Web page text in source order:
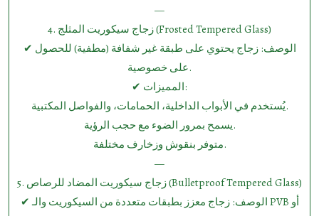
—
4.⁠ ⁠زجاج سيكوريت المثلج (Frosted Tempered Glass)
✔ الوصف: زجاج يحتوي على طبقة غير شفافة (مطفية) للحصول
على خصوصية.
✔ المميزات:
يُستخدم في الأبواب الداخلية، الحمامات، والفواصل المكتبية.
يسمح بمرور الضوء مع حجب الرؤية.
متوفر بنقوش وزخارف مختلفة.
—
5.⁠ ⁠زجاج سيكوريت المضاد للرصاص (Bulletproof Tempered Glass)
✔ الوصف: زجاج معزز بطبقات متعددة من السيكوريت والـ PVB أو